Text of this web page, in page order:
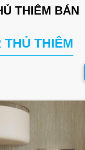
THIÊM BÁN
THỦ THIÊM